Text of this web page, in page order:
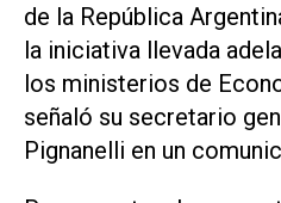
de la República
la iniciativa llevada
los ministerios de
señaló su secretario
Pignanelli en un